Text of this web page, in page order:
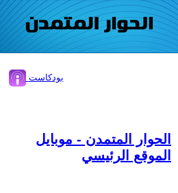
بودكاست
الحوار المتمدن - موبايل
الموقع الرئيسي